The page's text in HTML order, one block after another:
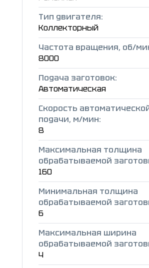
Тип двигателя:
Коллекторный
Частота вращения, об/
8000
Подача заготовок:
Автоматическая
Скорость
подачи, м/мин:
8
Максимальная толщина
обрабатываемой
160
Минимальная толщина
обрабатываемой
6
Максимальная ширина
обрабатываемой
4